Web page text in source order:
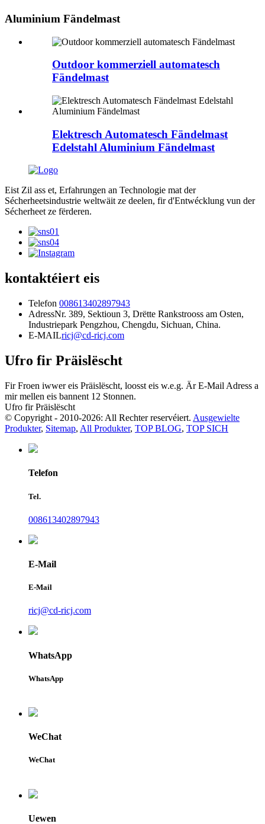
Aluminium Fändelmast
Outdoor kommerziell automatesch
Fändelmast
Elektresch Automatesch Fändelmast
Edelstahl Aluminium Fändelmast
Eist Zil ass et, Erfahrungen an Technologie mat der
Sécherheetsindustrie weltwäit ze deelen, fir d'Entwécklung vun der
Sécherheet ze fërderen.
kontaktéiert eis
Telefon 008613402897943
AdressNr. 389, Sektioun 3, Drëtte Rankstrooss am Osten,
Industriepark Pengzhou, Chengdu, Sichuan, China.
E-MAILricj@cd-ricj.com
Ufro fir Präislëscht
Fir Froen iwwer eis Präislëscht, loosst eis w.e.g. Är E-Mail Adress a
mir mellen eis bannent 12 Stonnen.
Ufro fir Präislëscht
© Copyright - 2010-2026: All Rechter reservéiert. Ausgewielte
Produkter, Sitemap, All Produkter, TOP BLOG, TOP SICH
Telefon
Tel.
008613402897943
E-Mail
E-Mail
ricj@cd-ricj.com
WhatsApp
WhatsApp
WeChat
WeChat
Uewen